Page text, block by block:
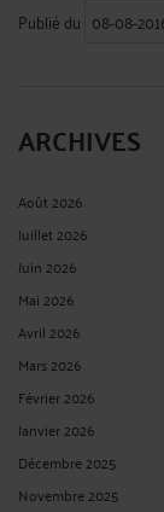
Publié du
ARCHIVES
Août 2026
Juillet 2026
Juin 2026
Mai 2026
Avril 2026
Mars 2026
Février 2026
Janvier 2026
Décembre 2025
Novembre 2025